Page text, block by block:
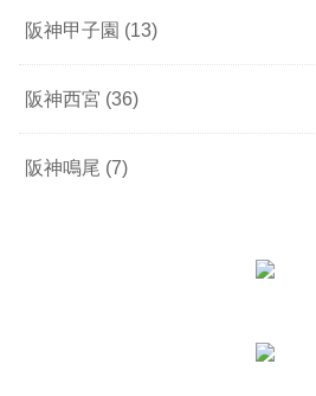
阪神甲子園 (13)
阪神西宮 (36)
阪神鳴尾 (7)